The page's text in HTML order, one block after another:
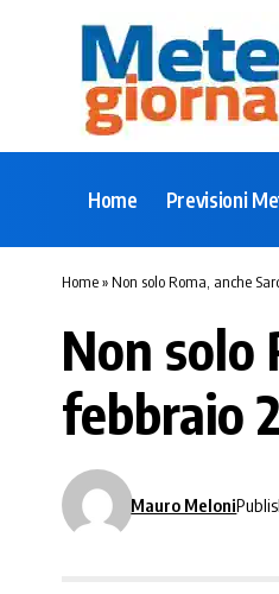
Home Previsioni
Home»Non solo Roma, anche
Non solo
febbraio
Mauro Meloni